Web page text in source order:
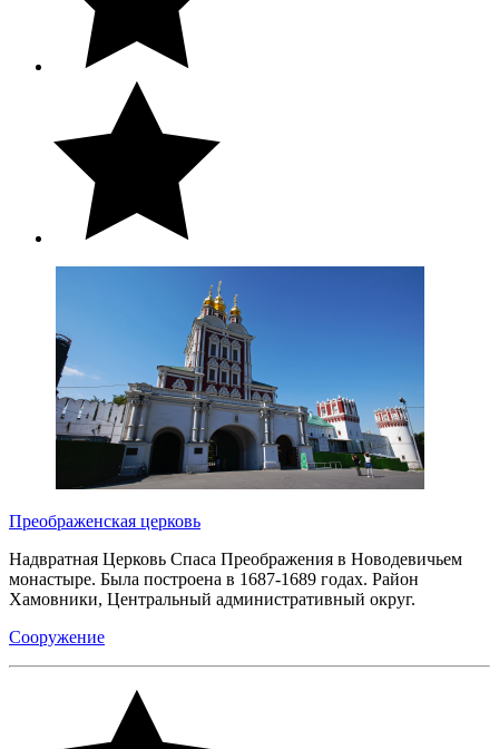
Преображенская церковь
Надвратная Церковь Спаса Преображения в Новодевичьем
монастыре. Была построена в 1687-1689 годах. Район
Хамовники, Центральный административный округ.
Сооружение